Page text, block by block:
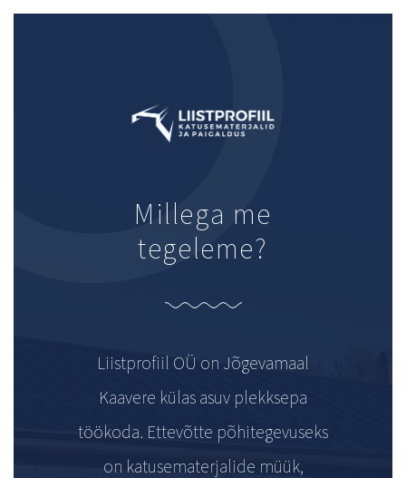
Millega me
tegeleme?
Liistprofiil OÜ on Jõgevamaal
Kaavere külas asuv plekksepa
töökoda. Ettevõtte põhitegevuseks
on katusematerjalide müük,